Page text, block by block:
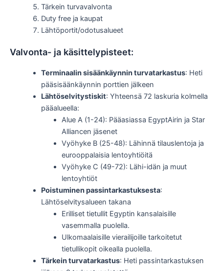
Tärkein turvavalvonta
Duty free ja kaupat
Lähtöportit/odotusalueet
Valvonta- ja käsittelypisteet:
Terminaalin sisäänkäynnin turvatarkastus: Heti
pääsisäänkäynnin porttien jälkeen
Lähtöselvitystiskit: Yhteensä 72 laskuria kolmella
pääalueella:
Alue A (1-24): Pääasiassa EgyptAirin ja Star
Alliancen jäsenet
Vyöhyke B (25-48): Lähinnä tilauslentoja ja
eurooppalaisia lentoyhtiöitä
Vyöhyke C (49-72): Lähi-idän ja muut
lentoyhtiöt
Poistuminen passintarkastuksesta:
Lähtöselvitysalueen takana
Erilliset tietullit Egyptin kansalaisille
vasemmalla puolella.
Ulkomaalaisille vierailijoille tarkoitetut
tietullikopit oikealla puolella.
Tärkein turvatarkastus: Heti passintarkastuksen